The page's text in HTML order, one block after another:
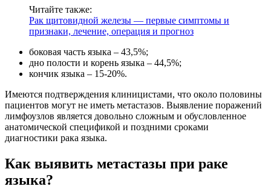
Читайте также:
Рак щитовидной железы — первые симптомы и
признаки, лечение, операция и прогноз
боковая часть языка – 43,5%;
дно полости и корень языка – 44,5%;
кончик языка – 15-20%.
Имеются подтверждения клиницистами, что около половины
пациентов могут не иметь метастазов. Выявление поражений
лимфоузлов является довольно сложным и обусловленное
анатомической спецификой и поздними сроками
диагностики рака языка.
Как выявить метастазы при раке
языка?